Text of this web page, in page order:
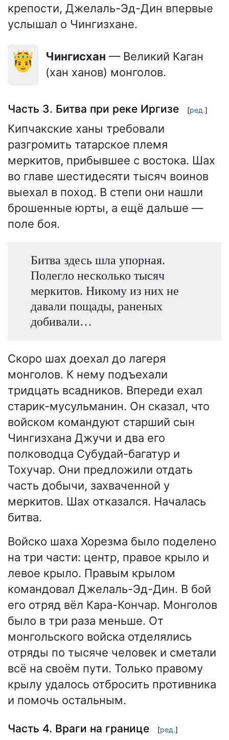
крепости, Джелаль-Эд-Дин впервые
услышал о Чингизхане.
🤴 Чингисхан — Великий Каган
(хан ханов) монголов.
Часть 3. Битва при реке Иргизе [ред.]
Кипчакские ханы требовали
разгромить татарское племя
меркитов, прибывшее с востока. Шах
во главе шестидесяти тысяч воинов
выехал в поход. В степи они нашли
брошенные юрты, а ещё дальше —
поле боя.
Битва здесь шла упорная.
Полегло несколько тысяч
меркитов. Никому из них не
давали пощады, раненых
добивали…
Скоро шах доехал до лагеря
монголов. К нему подъехали
тридцать всадников. Впереди ехал
старик-мусульманин. Он сказал, что
войском командуют старший сын
Чингизхана Джучи и два его
полководца Субудай-багатур и
Тохучар. Они предложили отдать
часть добычи, захваченной у
меркитов. Шах отказался. Началась
битва.
Войско шаха Хорезма было поделено
на три части: центр, правое крыло и
левое крыло. Правым крылом
командовал Джелаль-Эд-Дин. В бой
его отряд вёл Кара-Кончар. Монголов
было в три раза меньше. От
монгольского войска отделялись
отряды по тысяче человек и сметали
всё на своём пути. Только правому
крылу удалось отбросить противника
и помочь остальным.
Часть 4. Враги на границе [ред.]